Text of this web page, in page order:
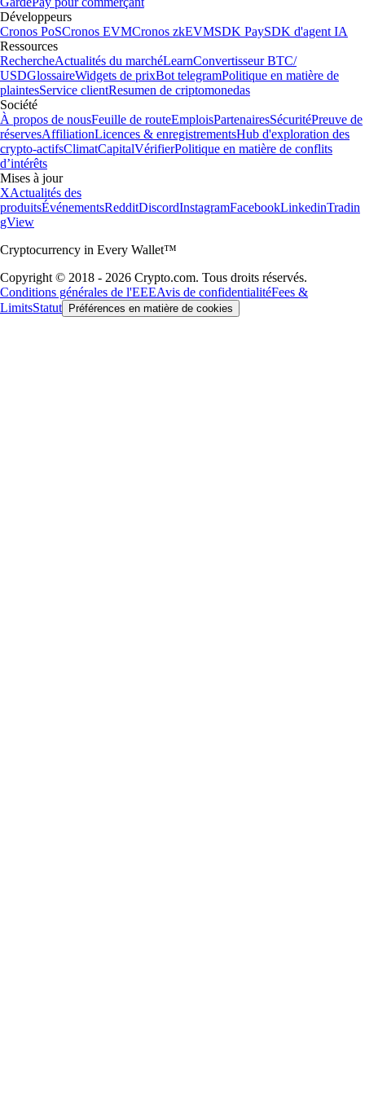
Développeurs
Cronos PoSCronos EVMCronos zkEVMSDK PaySDK d'agent IA
Ressources
RechercheActualités du marchéLearnConvertisseur BTC/
USDGlossaireWidgets de prixBot telegramPolitique en matière de
plaintesService clientResumen de criptomonedas
Société
À propos de nousFeuille de routeEmploisPartenairesSécuritéPreuve de
réservesAffiliationLicences & enregistrementsHub d'exploration des
crypto-actifsClimatCapitalVérifierPolitique en matière de conflits
d’intérêts
Mises à jour
XActualités des
produitsÉvénementsRedditDiscordInstagramFacebookLinkedinTradin
gView
Cryptocurrency in Every Wallet™
Copyright © 2018 - 2026 Crypto.com. Tous droits réservés.
Conditions générales de l'EEEAvis de confidentialitéFees &
LimitsStatut Préférences en matière de cookies